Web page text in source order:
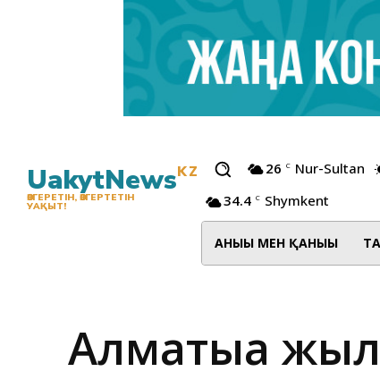
UakytNewsKZ
ӨЗГЕРЕТІН, ӨЗГЕРТЕТІН
УАҚЫТ!
26 C Nur-Sultan
34.4 C Shymkent
АНЫҒЫ МЕН ҚАНЫҒЫ
Алматыға